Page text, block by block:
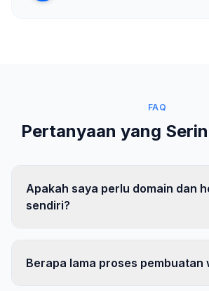
FAQ
Pertanyaan yang
Apakah saya perlu domain dan
sendiri?
Berapa lama proses pembuatan